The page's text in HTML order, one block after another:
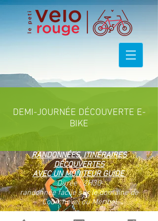
DEMI-JOURNÉE DÉCOUVERTE E-
BIKE
RANDONNÉES, ITINÉRAIRES
DÉCOUVERTES
AVEC UN MONITEUR GUIDE
Durée : 2H30
randonnée facile sur le domaine de
Courchevel ou Méribel